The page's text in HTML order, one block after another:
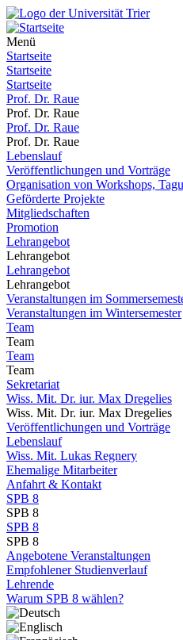
Menü
Startseite
Startseite
Startseite
Prof. Dr. Raue
Prof. Dr. Raue
Prof. Dr. Raue
Prof. Dr. Raue
Lebenslauf
Veröffentlichungen und Vorträge
Organisation von Workshops,
Geförderte Projekte
Mitgliedschaften
Promotion
Lehrangebot
Lehrangebot
Lehrangebot
Lehrangebot
Veranstaltungen im
Veranstaltungen im Wintersemester
Team
Team
Team
Team
Sekretariat
Wiss. Mit. Dr. iur. Max Dregelies
Wiss. Mit. Dr. iur. Max Dregelies
Veröffentlichungen und Vorträge
Lebenslauf
Wiss. Mit. Lukas Regnery
Ehemalige Mitarbeiter
Anfahrt & Kontakt
SPB 8
SPB 8
SPB 8
SPB 8
Angebotene Veranstaltungen
Empfohlener Studienverlauf
Lehrende
Warum SPB 8 wählen?